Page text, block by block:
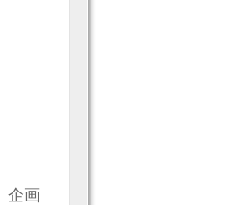
企画